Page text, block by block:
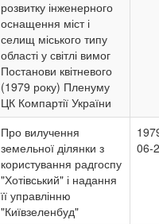
розвитку інженерного
оснащення міст і
селищ міського типу
області у світлі вимог
Постанови квітневого
(1979 року) Пленуму
ЦК Компартії України
Про вилучення
земельної ділянки з
користування радгоспу
"Хотівський" і надання
її управлінню
"Київзеленбуд"
06-